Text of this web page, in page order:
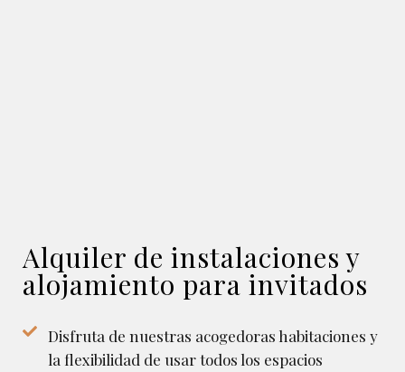
Alquiler de instalaciones y
alojamiento para invitados
Disfruta de nuestras acogedoras habitaciones y
la flexibilidad de usar todos los espacios